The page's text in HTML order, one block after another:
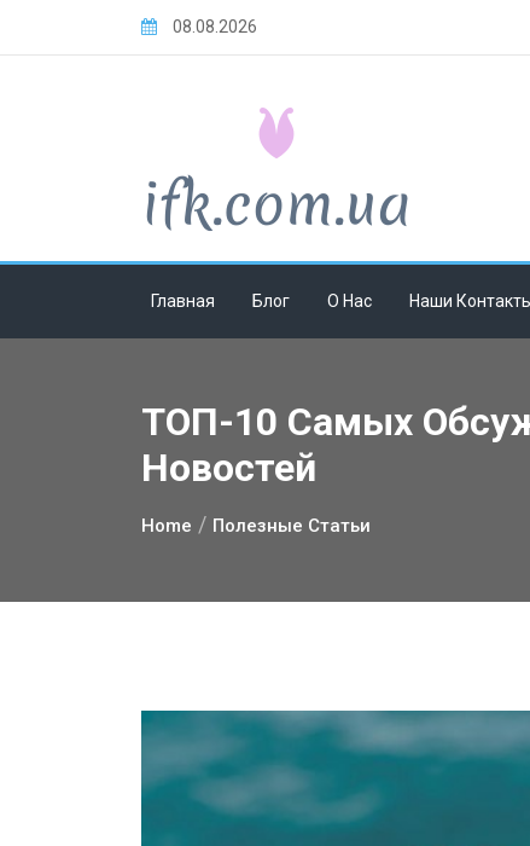
08.08.2026
Главная Блог О Нас Наши
ТОП-10 Самых
Новостей
Home Полезные Статьи